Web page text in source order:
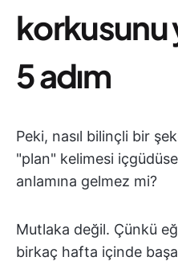
korkusunu
5 adım
Peki, nasıl bilinçli bir
"plan" kelimesi
anlamına gelmez mi?
Mutlaka değil. Çünkü
birkaç hafta içinde